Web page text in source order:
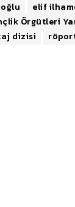
elif
Örgütleri
dizisi